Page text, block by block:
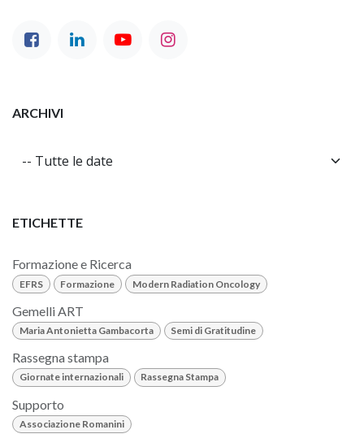
ARCHIVI
ETICHETTE
Formazione e Ricerca
EFRS Formazione Modern Radiation Oncology
Gemelli ART
Maria Antonietta Gambacorta Semi di Gratitudine
Rassegna stampa
Giornate internazionali Rassegna Stampa
Supporto
Associazione Romanini